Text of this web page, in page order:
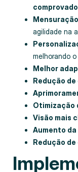
agilidade na
melhorando
Melhor
Redução
Otimização
Visão mais
Aumento
Redução